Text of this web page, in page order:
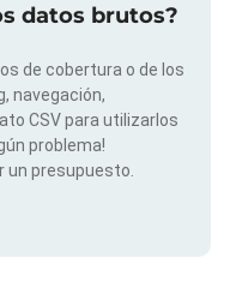
datos brutos?
de cobertura o de los
navegación,
CSV para utilizarlos
problema!
un presupuesto.